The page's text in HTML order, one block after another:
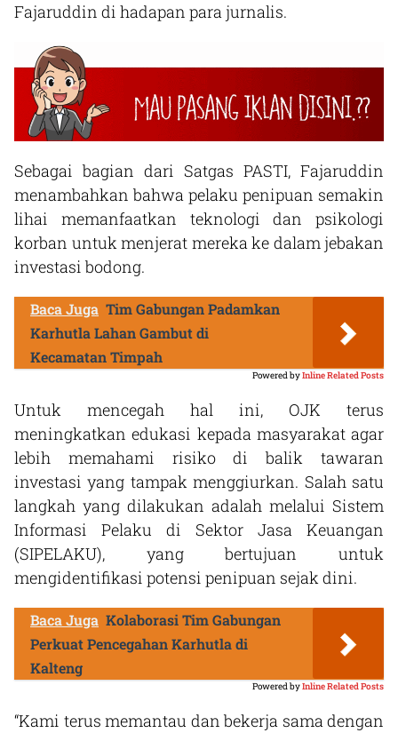
Fajaruddin di hadapan para jurnalis.
Sebagai bagian dari Satgas PASTI, Fajaruddin
menambahkan bahwa pelaku penipuan semakin
lihai memanfaatkan teknologi dan psikologi
korban untuk menjerat mereka ke dalam jebakan
investasi bodong.
Baca Juga Tim Gabungan Padamkan
Karhutla Lahan Gambut di
Kecamatan Timpah
Powered byInline Related Posts
Untuk mencegah hal ini, OJK terus
meningkatkan edukasi kepada masyarakat agar
lebih memahami risiko di balik tawaran
investasi yang tampak menggiurkan. Salah satu
langkah yang dilakukan adalah melalui Sistem
Informasi Pelaku di Sektor Jasa Keuangan
(SIPELAKU), yang bertujuan untuk
mengidentifikasi potensi penipuan sejak dini.
Baca Juga Kolaborasi Tim Gabungan
Perkuat Pencegahan Karhutla di
Kalteng
Powered byInline Related Posts
“Kami terus memantau dan bekerja sama dengan